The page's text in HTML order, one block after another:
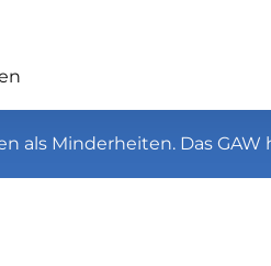
als Minderheiten. Das